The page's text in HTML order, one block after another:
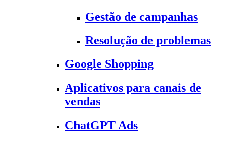
Gestão de campanhas
Resolução de problemas
Google Shopping
Aplicativos para canais de
vendas
ChatGPT Ads